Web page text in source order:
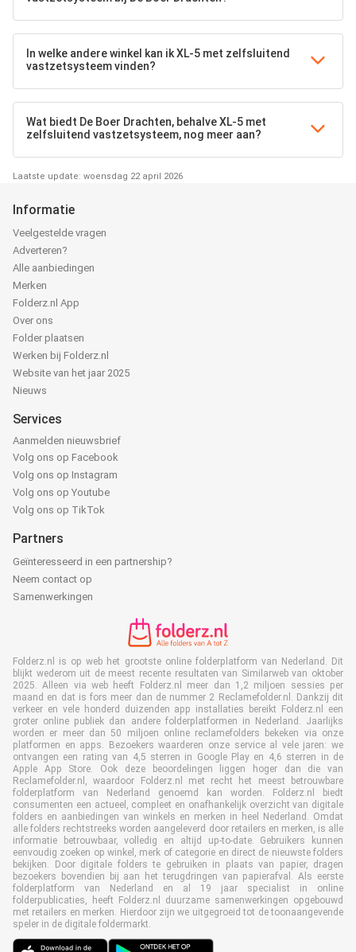
In welke andere winkel kan ik XL-5 met zelfsluitend
vastzetsysteem vinden?
Wat biedt De Boer Drachten, behalve XL-5 met
zelfsluitend vastzetsysteem, nog meer aan?
Laatste update: woensdag 22 april 2026
Informatie
Veelgestelde vragen
Adverteren?
Alle aanbiedingen
Merken
Folderz.nl App
Over ons
Folder plaatsen
Werken bij Folderz.nl
Website van het jaar 2025
Nieuws
Services
Aanmelden nieuwsbrief
Volg ons op Facebook
Volg ons op Instagram
Volg ons op Youtube
Volg ons op TikTok
Partners
Geïnteresseerd in een partnership?
Neem contact op
Samenwerkingen
Folderz.nl is op web het grootste online folderplatform van Nederland. Dit
blijkt wederom uit de meest recente resultaten van Similarweb van oktober
2025. Alleen via web heeft Folderz.nl meer dan 1,2 miljoen sessies per
maand en dat is fors meer dan de nummer 2 Reclamefolder.nl. Dankzij dit
verkeer en vele honderd duizenden app installaties bereikt Folderz.nl een
groter online publiek dan andere folderplatformen in Nederland. Jaarlijks
worden er meer dan 50 miljoen online reclamefolders bekeken via onze
platformen en apps. Bezoekers waarderen onze service al vele jaren: we
ontvangen een rating van 4,5 sterren in Google Play en 4,6 sterren in de
Apple App Store. Ook deze beoordelingen liggen hoger dan die van
Reclamefolder.nl, waardoor Folderz.nl met recht het meest betrouwbare
folderplatform van Nederland genoemd kan worden. Folderz.nl biedt
consumenten een actueel, compleet en onafhankelijk overzicht van digitale
folders en aanbiedingen van winkels en merken in heel Nederland. Omdat
alle folders rechtstreeks worden aangeleverd door retailers en merken, is alle
informatie betrouwbaar, volledig en altijd up-to-date. Gebruikers kunnen
eenvoudig zoeken op winkel, merk of categorie en direct de nieuwste folders
bekijken. Door digitale folders te gebruiken in plaats van papier, dragen
bezoekers bovendien bij aan het terugdringen van papierafval. Als eerste
folderplatform van Nederland en al 19 jaar specialist in online
folderpublicaties, heeft Folderz.nl duurzame samenwerkingen opgebouwd
met retailers en merken. Hierdoor zijn we uitgegroeid tot de toonaangevende
speler in de digitale foldermarkt.